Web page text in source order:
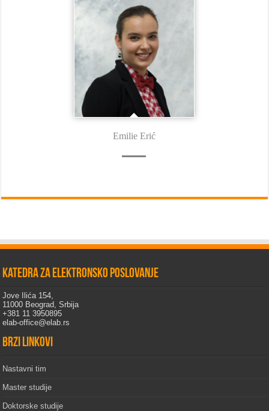
Emilie Erić
Katedra za elektronsko poslovanje
Jove Ilića 154,
11000 Beograd, Srbija
+381 11 3950895
elab-office@elab.rs
Brzi linkovi
Nastavni tim
Master studije
Doktorske studije